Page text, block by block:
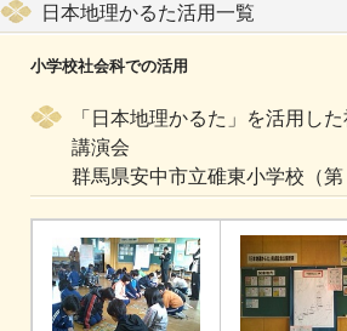
日本地理かるた活用一覧
小学校社会科での活用
「日本地理かるた」を活用し
講演会
群馬県安中市立碓東小学校（第